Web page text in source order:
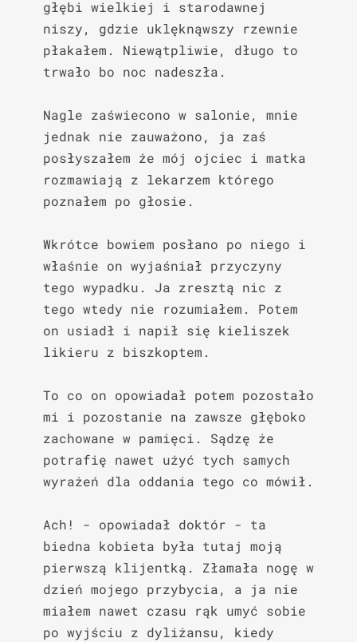
głębi wielkiej i starodawnej
niszy, gdzie uklęknąwszy rzewnie
płakałem. Niewątpliwie, długo to
trwało bo noc nadeszła.
Nagle zaświecono w salonie, mnie
jednak nie zauważono, ja zaś
posłyszałem że mój ojciec i matka
rozmawiają z lekarzem którego
poznałem po głosie.
Wkrótce bowiem posłano po niego i
właśnie on wyjaśniał przyczyny
tego wypadku. Ja zresztą nic z
tego wtedy nie rozumiałem. Potem
on usiadł i napił się kieliszek
likieru z biszkoptem.
To co on opowiadał potem pozostało
mi i pozostanie na zawsze głęboko
zachowane w pamięci. Sądzę że
potrafię nawet użyć tych samych
wyrażeń dla oddania tego co mówił.
Ach! - opowiadał doktór - ta
biedna kobieta była tutaj moją
pierwszą klijentką. Złamała nogę w
dzień mojego przybycia, a ja nie
miałem nawet czasu rąk umyć sobie
po wyjściu z dyliżansu, kiedy